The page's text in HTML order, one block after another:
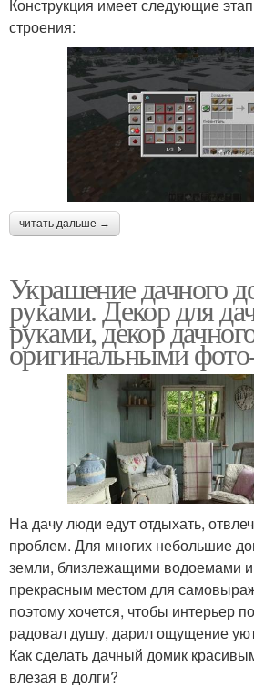
Конструкция имеет следующие
строения:
читать дальше →
Украшение дачного
руками. Декор для
руками, декор
оригинальными
На дачу люди едут отдыхать,
проблем. Для многих небольшие
земли, близлежащими водоемами и
прекрасным местом для
поэтому хочется, чтобы интерьер
радовал душу, дарил ощущение
Как сделать дачный домик
влезая в долги?